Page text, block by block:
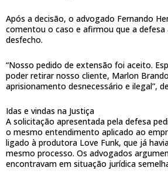
Após a decisão, o advogado Fernando
comentou o caso e afirmou que a defesa
desfecho.
“Nosso pedido de extensão foi aceito.
poder retirar nosso cliente, Marlon
aprisionamento desnecessário e ilegal”,
Idas e vindas na Justiça
A solicitação apresentada pela defesa
o mesmo entendimento aplicado ao
ligado à produtora Love Funk, que já
mesmo processo. Os advogados
encontravam em situação jurídica